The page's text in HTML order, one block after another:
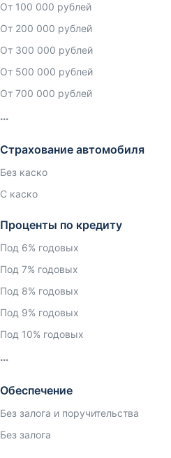
От 100 000 рублей
От 200 000 рублей
От 300 000 рублей
От 500 000 рублей
От 700 000 рублей
Страхование автомобиля
Без каско
С каско
Проценты по кредиту
Под 6% годовых
Под 7% годовых
Под 8% годовых
Под 9% годовых
Под 10% годовых
Обеспечение
Без залога и поручительства
Без залога